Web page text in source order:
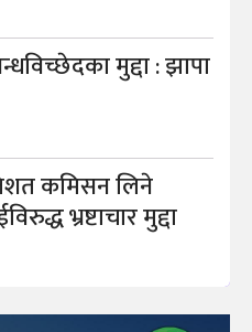
मुद्दा : झापा
कमिसन लिने
भ्रष्टाचार मुद्दा